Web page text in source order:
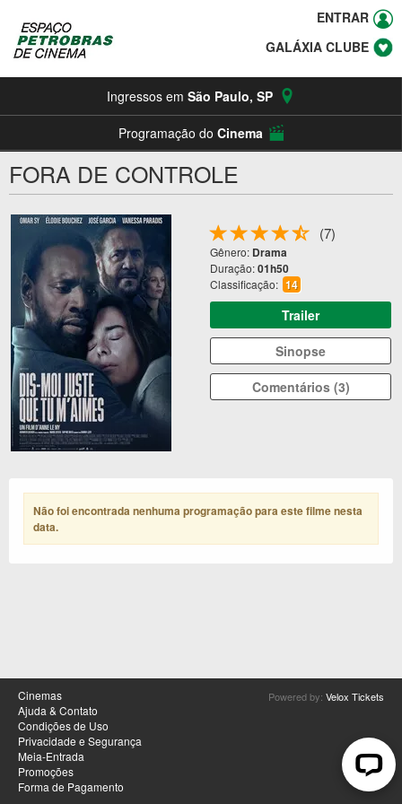
ENTRAR
GALÁXIA CLUBE
Ingressos em São Paulo, SP
Programação do Cinema
FORA DE CONTROLE
(7)
Gênero: Drama
Duração:01h50
Classificação: 14
Trailer
Sinopse
Comentários (3)
Não foi encontrada nenhuma programação para este filme nesta
data.
Cinemas
Ajuda & Contato
Condições de Uso
Privacidade e Segurança
Meia-Entrada
Promoções
Forma de Pagamento
Powered by: Velox Tickets